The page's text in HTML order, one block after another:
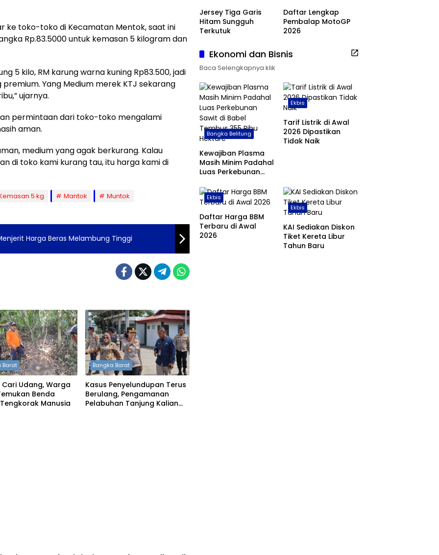
ke toko-toko di Kecamatan Mentok, saat ini
Rp.83.5000 untuk kemasan 5 kilogram dan
5 kilo, RM karung warna kuning Rp83.500, jadi
Yang Medium merek KTJ sekarang
ujarnya.
permintaan dari toko-toko mengalami
aman.
medium yang agak berkurang. Kalau
di toko kami kurang tau, itu harga kami di
5 kg Mantok
Muntok
Harga Beras Melambung Tinggi
Barat
Cari Udang, Warga
Benda
Manusia
Bangka Barat
Kasus Penyelundupan Terus
Berulang, Pengamanan
Pelabuhan Tanjung Kalian
Jersey Tiga Garis
Hitam Sungguh
Terkutuk
Daftar Lengkap
Pembalap MotoGP
2026
Ekonomi dan Bisnis
Baca Selengkapnya klik
Bangka Belitung
Kewajiban Plasma
Masih Minim Padahal
Luas Perkebunan
Tembus 355 Ribu
Hektare
Ekbis
Tarif Listrik di Awal
2026 Dipastikan
Tidak Naik
Ekbis
Daftar Harga BBM
Terbaru di Awal
2026
Ekbis
KAI Sediakan Diskon
Tiket Kereta Libur
Tahun Baru